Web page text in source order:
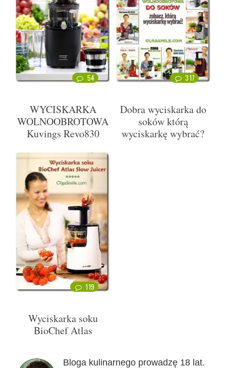
54
WYCISKARKA
WOLNOOBROTOWA
Kuvings Revo830
317
Dobra wyciskarka do
soków którą
wyciskarkę wybrać?
119
Wyciskarka soku
BioChef Atlas
Bloga kulinarnego prowadzę 18 lat.